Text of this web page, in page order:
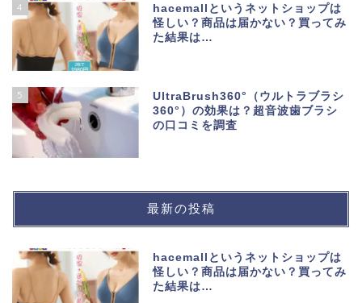
4
hacemallというネットショップは
怪しい？商品は届かない？買ってみ
た結果は…
5
UltraBrush360°（ウルトラブラシ
360°）の効果は？超音波歯ブラシ
の口コミを調査
最新の投稿
hacemallというネットショップは
怪しい？商品は届かない？買ってみ
た結果は…